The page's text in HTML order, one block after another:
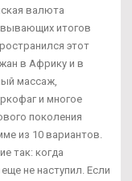
валюта
итогов
этот
в Африку и в
массаж,
и многое
поколения
из 10 вариантов.
так: когда
не наступил. Если